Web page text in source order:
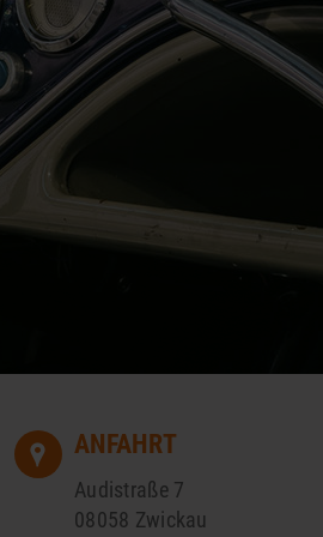
ANFAHRT
Audistraße 7
08058 Zwickau